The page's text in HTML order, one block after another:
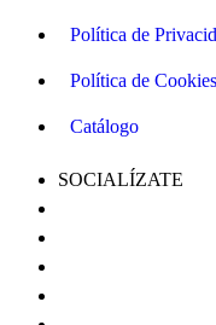
Política de
Política de Cookies
Catálogo
SOCIALÍZATE